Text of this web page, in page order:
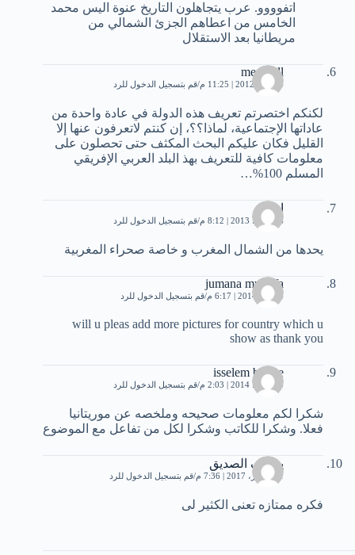
اتفوووو. عرب يتجاهلون التاريخ عنوة اليس محمد
الخامس من اعطاهم الجزئ الشمالي من
مريطانيا بعد الاستقلال
med vall
4 يوليو، 2012 | 11:25 م قم بتسجيل الدخول للرد
لكنكم اختصرتم تعريف هذه الدولة في عادة واحدة من
عاداتها الإجتماعية، لماذا؟؟، إن كنتم لاتعرفون عنها إلا
القليل فكان عليكم البحث المكثف حتى تحصلون على
معلومات كافية للتعريف بهذ البلد العربي الإفريقي
المسلم 100%…
ايمان
16 يوليو، 2013 | 8:12 م قم بتسجيل الدخول للرد
يحدها من الشمال المغرب و خاصة صحراء المغربية
jumana mustafa
4 يناير، 2014 | 6:17 م قم بتسجيل الدخول للرد
will u pleas add more pictures for country which u
show as thank you
isselem bouhe
3 مارس، 2014 | 2:03 م قم بتسجيل الدخول للرد
شكرا لكم معلومات صحيحه وملخصه عن موريتانيا
فعلا. وشكرا للكاتب وشكرا لكل من تفاعل مع الموضوع
يوسف الصديق
11 أكتوبر، 2017 | 7:36 م قم بتسجيل الدخول للرد
فكره ممتازه تعنى الكثير لى